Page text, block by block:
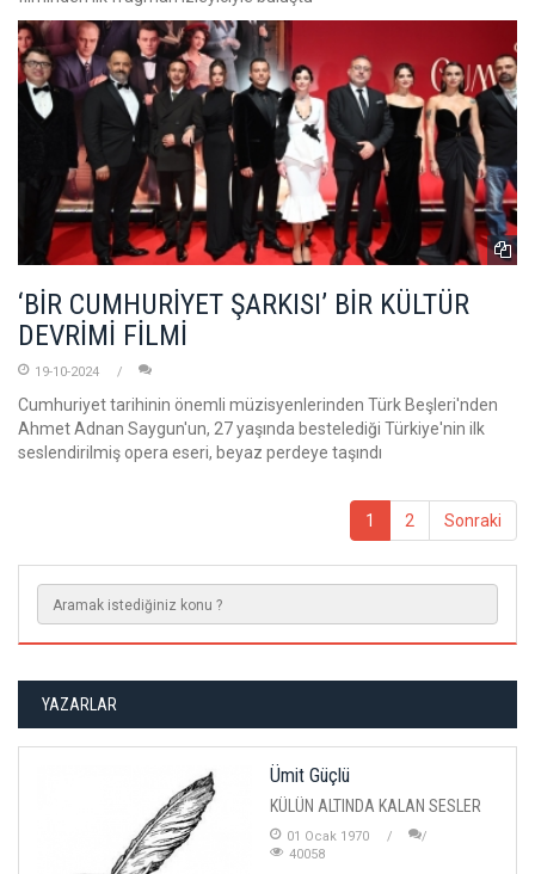
‘BİR CUMHURİYET ŞARKISI’ BİR KÜLTÜR
DEVRİMİ FİLMİ
19-10-2024
Cumhuriyet tarihinin önemli müzisyenlerinden Türk Beşleri'nden
Ahmet Adnan Saygun'un, 27 yaşında bestelediği Türkiye'nin ilk
seslendirilmiş opera eseri, beyaz perdeye taşındı
1 2 Sonraki
YAZARLAR
Ümit Güçlü
KÜLÜN ALTINDA KALAN SESLER
01 Ocak 1970
40058